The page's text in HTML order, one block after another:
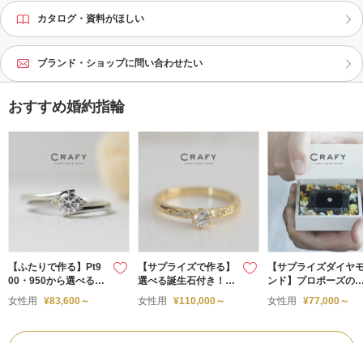
カタログ・資料がほしい
ブランド・ショップに問い合わせたい
おすすめ婚約指輪
【ふたりで作る】Pt9
00・950から選べるプ
ラチナの婚約指輪
女性用 ¥83,600～
【サプライズで作る】
選べる誕生石付き！K
18イエローゴールド
手作り婚約指輪
女性用 ¥110,000～
【サプライズダイヤ
ンド】プロポーズの
しいかたち 手作り婚
約指輪
女性用 ¥77,000～